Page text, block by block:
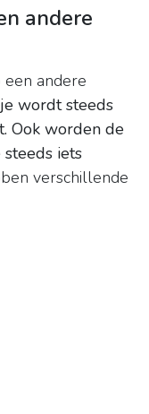
andere
andere
wordt steeds
Ook worden de
iets
verschillende